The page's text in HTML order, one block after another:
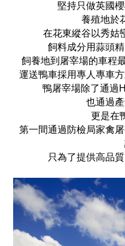
堅持只做英國
養殖地於
在花東縱谷以秀姑
飼料成分用蒜頭
飼養地到屠宰場的車程
運送鴨車採用專人專車
鴨屠宰場除了通過
也通過
更是在
第一間通過防檢局家禽
只為了提供高品